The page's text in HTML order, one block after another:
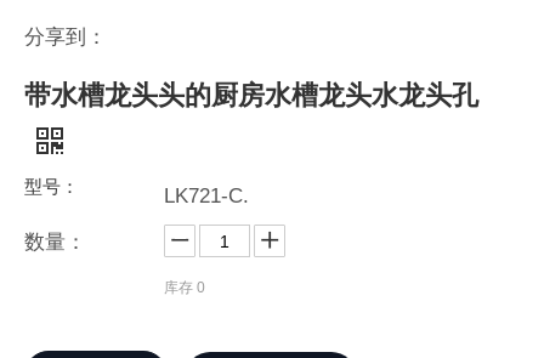
分享到：
带水槽龙头头的厨房水槽龙头水龙头孔
型号：
LK721-C.
数量：
库存 0